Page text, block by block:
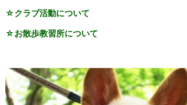
☆クラブ活動について
☆お散歩教習所について